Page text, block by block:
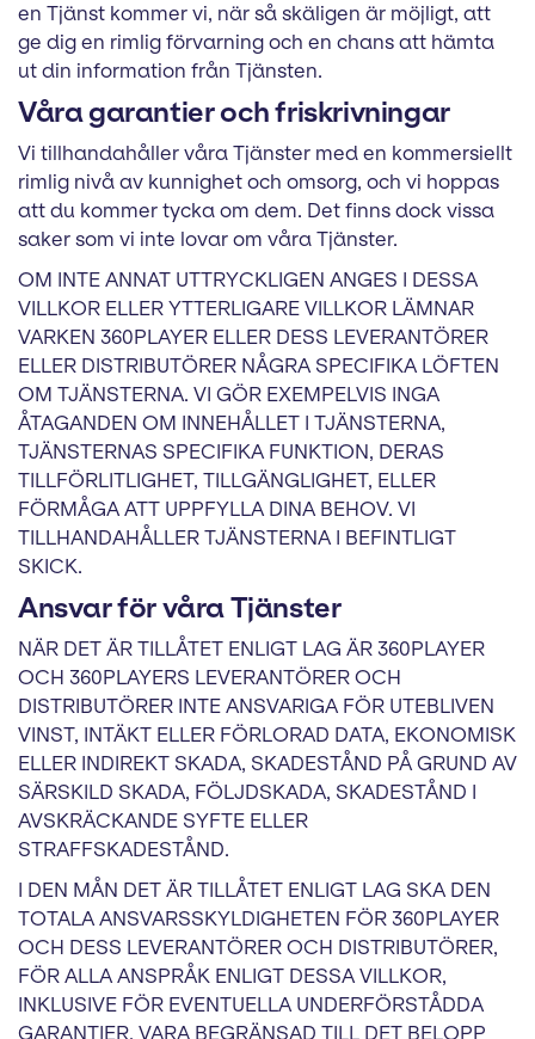
en Tjänst kommer vi, när så skäligen är möjligt, att
ge dig en rimlig förvarning och en chans att hämta
ut din information från Tjänsten.
Våra garantier och friskrivningar
Vi tillhandahåller våra Tjänster med en kommersiellt
rimlig nivå av kunnighet och omsorg, och vi hoppas
att du kommer tycka om dem. Det finns dock vissa
saker som vi inte lovar om våra Tjänster.
OM INTE ANNAT UTTRYCKLIGEN ANGES I DESSA
VILLKOR ELLER YTTERLIGARE VILLKOR LÄMNAR
VARKEN 360PLAYER ELLER DESS LEVERANTÖRER
ELLER DISTRIBUTÖRER NÅGRA SPECIFIKA LÖFTEN
OM TJÄNSTERNA. VI GÖR EXEMPELVIS INGA
ÅTAGANDEN OM INNEHÅLLET I TJÄNSTERNA,
TJÄNSTERNAS SPECIFIKA FUNKTION, DERAS
TILLFÖRLITLIGHET, TILLGÄNGLIGHET, ELLER
FÖRMÅGA ATT UPPFYLLA DINA BEHOV. VI
TILLHANDAHÅLLER TJÄNSTERNA I BEFINTLIGT
SKICK.
Ansvar för våra Tjänster
NÄR DET ÄR TILLÅTET ENLIGT LAG ÄR 360PLAYER
OCH 360PLAYERS LEVERANTÖRER OCH
DISTRIBUTÖRER INTE ANSVARIGA FÖR UTEBLIVEN
VINST, INTÄKT ELLER FÖRLORAD DATA, EKONOMISK
ELLER INDIREKT SKADA, SKADESTÅND PÅ GRUND AV
SÄRSKILD SKADA, FÖLJDSKADA, SKADESTÅND I
AVSKRÄCKANDE SYFTE ELLER
STRAFFSKADESTÅND.
I DEN MÅN DET ÄR TILLÅTET ENLIGT LAG SKA DEN
TOTALA ANSVARSSKYLDIGHETEN FÖR 360PLAYER
OCH DESS LEVERANTÖRER OCH DISTRIBUTÖRER,
FÖR ALLA ANSPRÅK ENLIGT DESSA VILLKOR,
INKLUSIVE FÖR EVENTUELLA UNDERFÖRSTÅDDA
GARANTIER, VARA BEGRÄNSAD TILL DET BELOPP